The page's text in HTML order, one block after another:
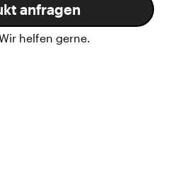
anfragen
helfen gerne.